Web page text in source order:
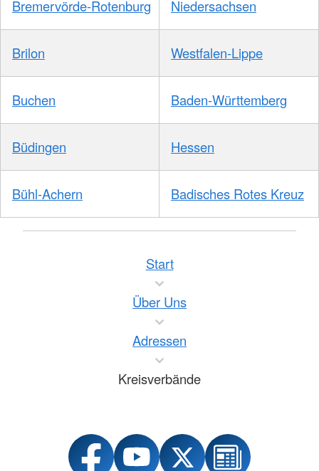
Bremervörde-Rotenburg Niedersachsen
Brilon Westfalen-Lippe
Buchen Baden-Württemberg
Büdingen Hessen
Bühl-Achern Badisches Rotes Kreuz
Start
Über Uns
Adressen
Kreisverbände